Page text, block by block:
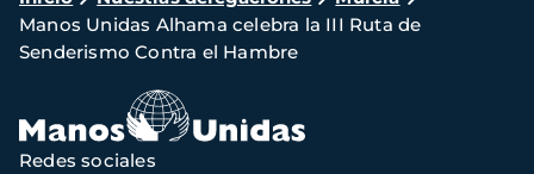
de
navegación
Manos Unidas Alhama celebra la III Ruta de
Senderismo Contra el Hambre
Redes sociales